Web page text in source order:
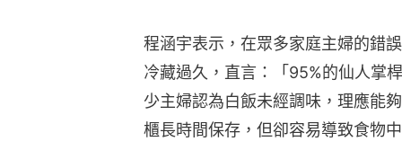
程涵宇表示，在眾多家庭主婦的錯
冷藏過久，直言：「95%的仙人掌
少主婦認為白飯未經調味，理應能
櫃長時間保存，但卻容易導致食物